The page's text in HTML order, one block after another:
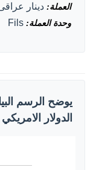
العملة دينار
وحدة العملة Fils
يوضح الرسم
الدولار الامريكي